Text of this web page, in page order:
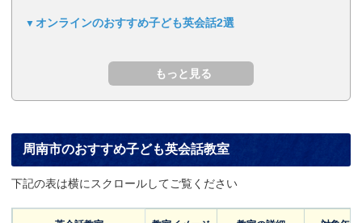
オンラインのおすすめ子ども英会話2選
周南市のおすすめ子ども英会話教室
下記の表は横にスクロールしてご覧ください